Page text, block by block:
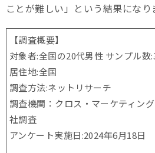
ことが難しい」という結果になり
【調査概要】
対象者:全国の20代男性 サンプル数
居住地:全国
調査方法:ネットリサーチ
調査機関：クロス・マーケティン
社調査
アンケート実施日:2024年6月18日